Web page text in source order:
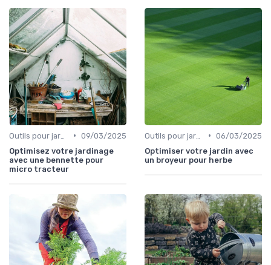
• 09/03/2025
Optimisez votre jardinage
avec une bennette pour
micro tracteur
• 06/03/2025
Optimiser votre jardin avec
un broyeur pour herbe